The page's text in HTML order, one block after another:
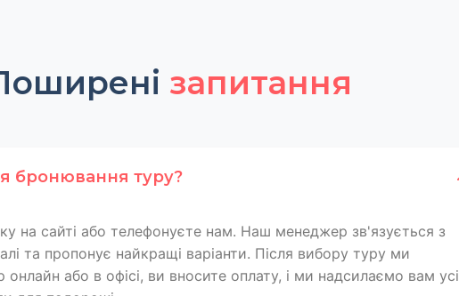
запитання
бронювання туру?
на сайті або телефонуєте нам. Наш менеджер зв'язується з
та пропонує найкращі варіанти. Після вибору туру ми
онлайн або в офісі, ви вносите оплату, і ми надсилаємо вам усі